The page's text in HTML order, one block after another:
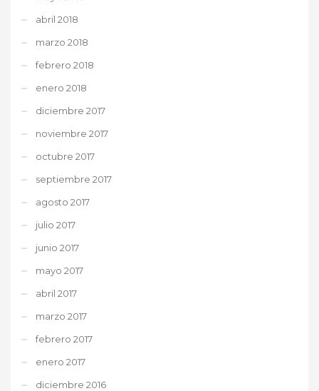
abril 2018
marzo 2018
febrero 2018
enero 2018
diciembre 2017
noviembre 2017
octubre 2017
septiembre 2017
agosto 2017
julio 2017
junio 2017
mayo 2017
abril 2017
marzo 2017
febrero 2017
enero 2017
diciembre 2016